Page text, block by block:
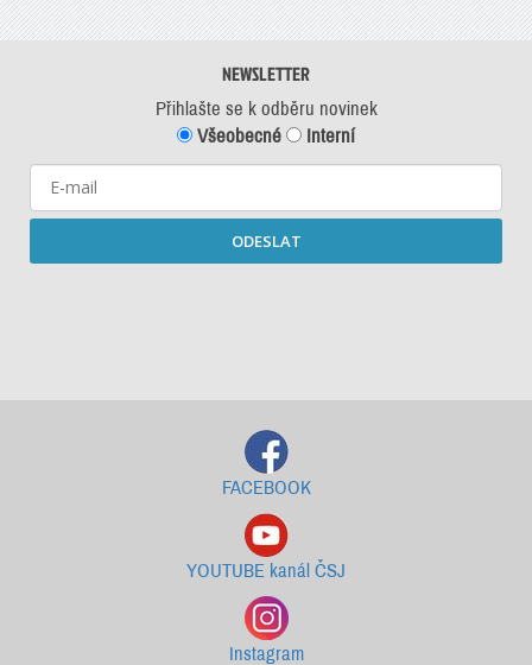
NEWSLETTER
Přihlašte se k odběru novinek
Všeobecné
Interní
ODESLAT
FACEBOOK
YOUTUBE kanál ČSJ
Instagram